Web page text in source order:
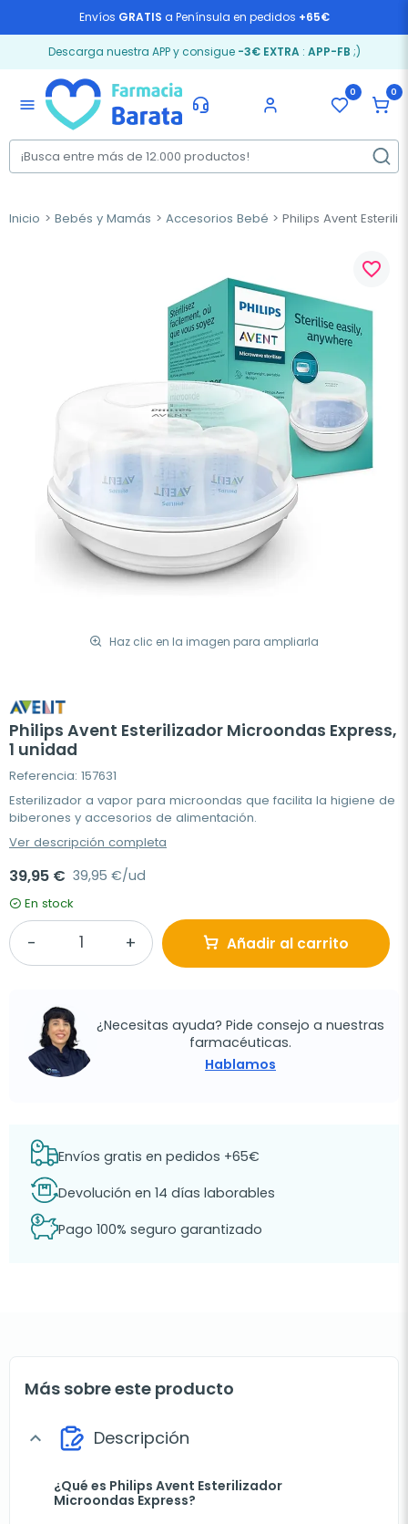
Envíos GRATIS a Península en pedidos +65€
Descarga nuestra APP y consigue -3€ EXTRA: APP-FB ;)
menu
0 0
Inicio Bebés y Mamás Accesorios Bebé Philips Avent
Haz clic en la imagen para ampliarla
favorite_border
Philips Avent Esterilizador Microondas Express,
1 unidad
Referencia: 157631
Esterilizador a vapor para microondas que facilita la higiene de
biberones y accesorios de alimentación.
Ver descripción completa
39,95 € 39,95 €/ud
En stock
Añadir al carrito
¿Necesitas ayuda? Pide consejo a nuestras
farmacéuticas.
Hablamos
Envíos gratis en pedidos +65€
Devolución en 14 días laborables
Pago 100% seguro garantizado
Más sobre este producto
expand_more Descripción
¿Qué es Philips Avent Esterilizador
Microondas Express?